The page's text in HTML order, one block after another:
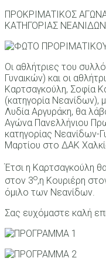
ΠΡΟΚΡΙΜΑΤΙΚΟΣ
ΚΑΤΗΓΟΡΙΑΣ
Οι αθλήτριες του
Γυναικών) και οι
Καρτσαγκούλη, Σοφία
(κατηγορία Νεανίδων),
Λυδία Αργυράκη, θα
Αγώνα Πανελλήνιου
κατηγορίας Νεανίδων-
Μαρτίου στο ΔΑΚ
Έτσι η Καρτσαγκούλη
στον 3ο,η Κουριέρη
όμιλο των Νεανίδων.
Σας ευχόμαστε καλή